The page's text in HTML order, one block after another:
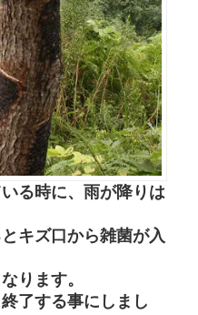
る時に、雨が降りは
キズ口から雑菌が入
ります。
了する事にしまし